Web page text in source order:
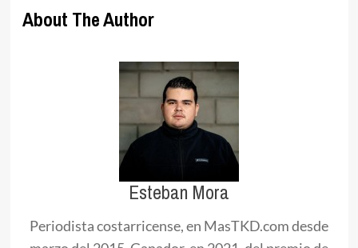
About The Author
Esteban Mora
Periodista costarricense, en MasTKD.com desde